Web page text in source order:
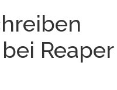
Reaper